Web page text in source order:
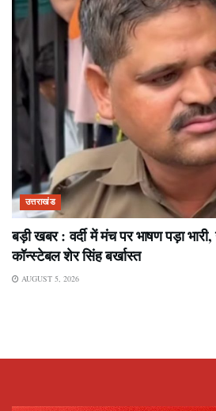
उत्तराखंड
बड़ी खबर : वर्दी में मंच पर भाषण पड़ा
कॉन्स्टेबल शेर सिंह बर्खास्त
AUGUST 5, 2026